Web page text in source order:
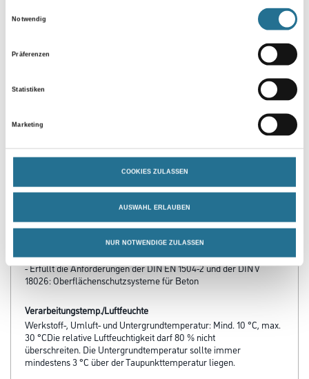
Notwendig
Präferenzen
Statistiken
Marketing
COOKIES ZULASSEN
AUSWAHL ERLAUBEN
NUR NOTWENDIGE ZULASSEN
PRODUKTEIGENSCHAFTEN
- Aushärtung variabel einstellbar
- Sehr gute Verlaufseigenschaften
250 Tagen
- Frei von lackbenetzungsstörenden Substanzen
- Geruchsarm
- Erfüllt die Anforderungen der DIN EN 1504-2 und der DIN V
18026: Oberflächenschutzsysteme für Beton
Verarbeitungstemp./Luftfeuchte
Werkstoff-, Umluft- und Untergrundtemperatur: Mind. 10 °C, max.
30 °CDie relative Luftfeuchtigkeit darf 80 % nicht
überschreiten. Die Untergrundtemperatur sollte immer
mindestens 3 °C über der Taupunkttemperatur liegen.